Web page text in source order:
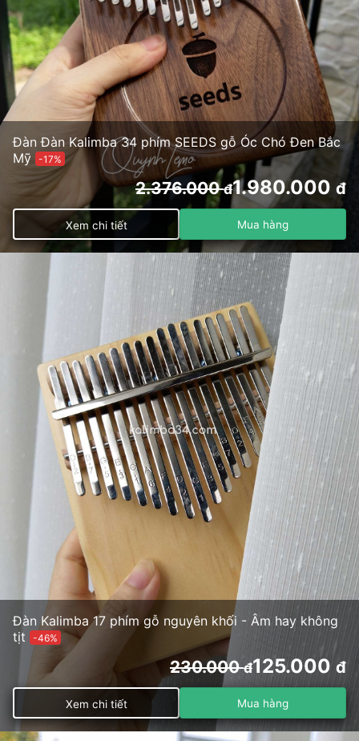
Đàn Đàn Kalimba 34 phím SEEDS gỗ Óc Chó Đen Bắc
Mỹ -17%
2.376.000đ1.980.000 đ
Xem chi tiết Mua hàng
Đàn Kalimba 17 phím gỗ nguyên khối - Âm hay không
tịt
-46%
230.000đ125.000 đ
Xem chi tiết Mua hàng